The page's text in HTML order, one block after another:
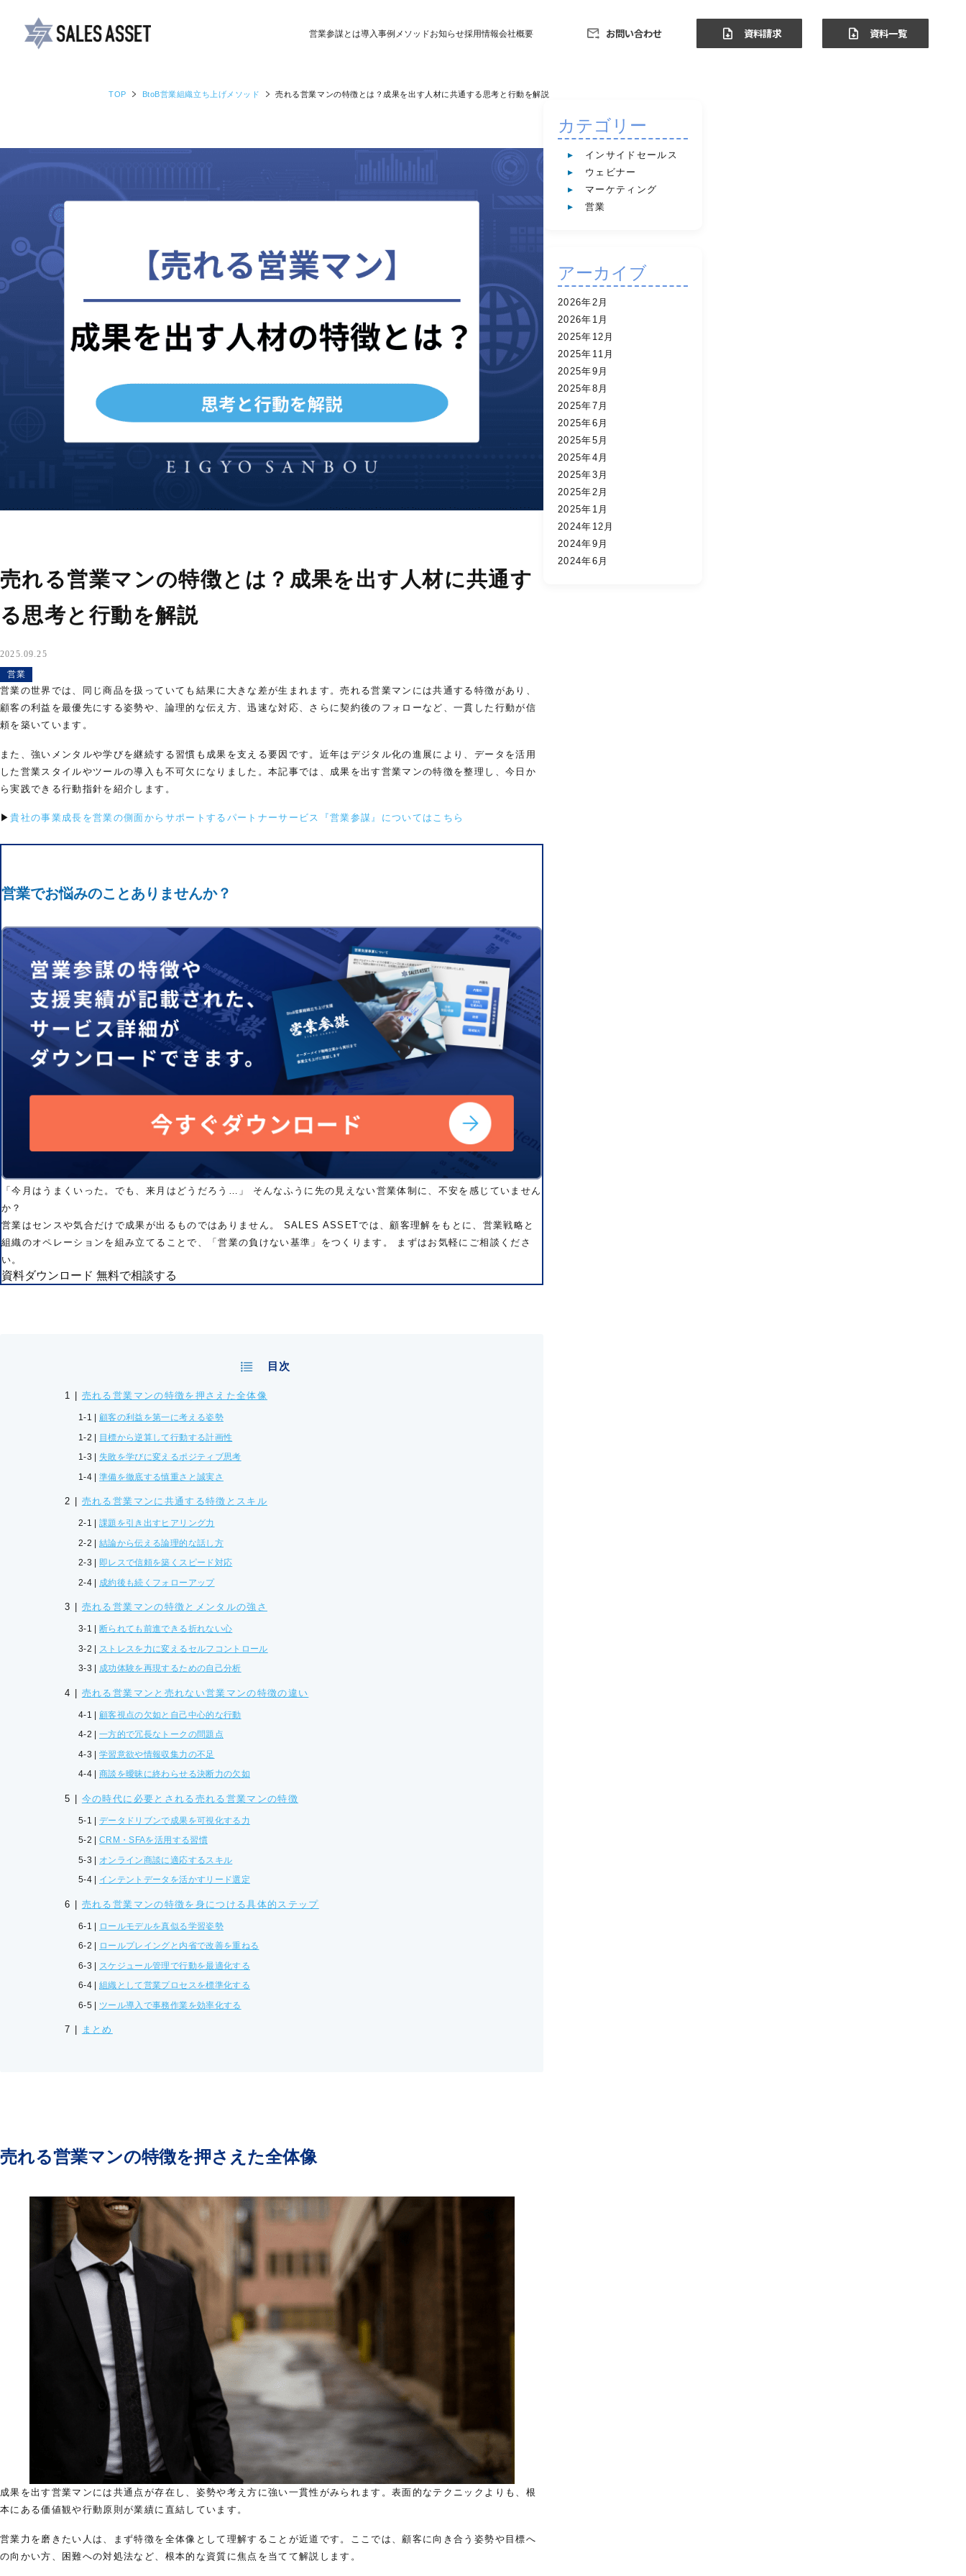
営業参謀とは導入事例 メソッドお知らせ採用情報会社概要 お問い合わせ 資料請求 資料一覧
TOP BtoB営業組織立ち上げメソッド 売れる営業マンの特徴とは？成果を出す人材に共通する思考と行動を解説
売れる営業マンの特徴とは？成果を出す人材に共通す
る思考と行動を解説
2025.09.25
営業
営業の世界では、同じ商品を扱っていても結果に大きな差が生まれます。売れる営業マンには共通する特徴があり、
顧客の利益を最優先にする姿勢や、論理的な伝え方、迅速な対応、さらに契約後のフォローなど、一貫した行動が信
頼を築いています。
また、強いメンタルや学びを継続する習慣も成果を支える要因です。近年はデジタル化の進展により、データを活用
した営業スタイルやツールの導入も不可欠になりました。本記事では、成果を出す営業マンの特徴を整理し、今日か
ら実践できる行動指針を紹介します。
▶貴社の事業成長を営業の側面からサポートするパートナーサービス『営業参謀』についてはこちら
営業でお悩みのことありませんか？
「今月はうまくいった。でも、来月はどうだろう…」 そんなふうに先の見えない営業体制に、不安を感じていません
か？
営業はセンスや気合だけで成果が出るものではありません。 SALES ASSETでは、顧客理解をもとに、営業戦略と
組織のオペレーションを組み立てることで、「営業の負けない基準」をつくります。 まずはお気軽にご相談くださ
い。
資料ダウンロード 無料で相談する
目次
売れる営業マンの特徴を押さえた全体像
顧客の利益を第一に考える姿勢
目標から逆算して行動する計画性
失敗を学びに変えるポジティブ思考
準備を徹底する慎重さと誠実さ
売れる営業マンに共通する特徴とスキル
課題を引き出すヒアリング力
結論から伝える論理的な話し方
即レスで信頼を築くスピード対応
成約後も続くフォローアップ
売れる営業マンの特徴とメンタルの強さ
断られても前進できる折れない心
ストレスを力に変えるセルフコントロール
成功体験を再現するための自己分析
売れる営業マンと売れない営業マンの特徴の違い
顧客視点の欠如と自己中心的な行動
一方的で冗長なトークの問題点
学習意欲や情報収集力の不足
商談を曖昧に終わらせる決断力の欠如
今の時代に必要とされる売れる営業マンの特徴
データドリブンで成果を可視化する力
CRM・SFAを活用する習慣
オンライン商談に適応するスキル
インテントデータを活かすリード選定
売れる営業マンの特徴を身につける具体的ステップ
ロールモデルを真似る学習姿勢
ロールプレイングと内省で改善を重ねる
スケジュール管理で行動を最適化する
組織として営業プロセスを標準化する
ツール導入で事務作業を効率化する
まとめ
売れる営業マンの特徴を押さえた全体像
成果を出す営業マンには共通点が存在し、姿勢や考え方に強い一貫性がみられます。表面的なテクニックよりも、根
本にある価値観や行動原則が業績に直結しています。
営業力を磨きたい人は、まず特徴を全体像として理解することが近道です。ここでは、顧客に向き合う姿勢や目標へ
の向かい方、困難への対処法など、根本的な資質に焦点を当てて解説します。
カテゴリー
インサイドセールス
ウェビナー
マーケティング
営業
アーカイブ
2026年2月
2026年1月
2025年12月
2025年11月
2025年9月
2025年8月
2025年7月
2025年6月
2025年5月
2025年4月
2025年3月
2025年2月
2025年1月
2024年12月
2024年9月
2024年6月